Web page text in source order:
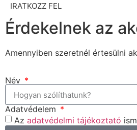
IRATKOZZ FEL
Érdekelnek az
Amennyiben szeretnél értesülni
Név
Adatvédelem
Az adatvédelmi tájékoztató